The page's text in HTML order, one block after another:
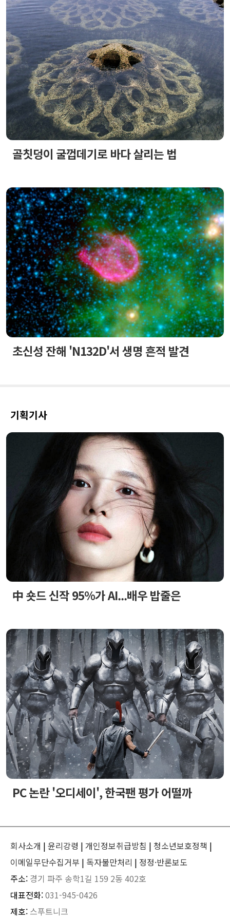
골칫덩이 굴껍데기로 바다 살리는 법
초신성 잔해 'N132D'서 생명 흔적 발견
기획기사
中 숏드 신작 95%가 AI...배우 밥줄은
PC 논란 '오디세이', 한국팬 평가 어떨까
회사소개 | 윤리강령 | 개인정보취급방침 | 청소년보호정책 |
이메일무단수집거부 | 독자불만처리 | 정정·반론보도
주소: 경기 파주 송학1길 159 2동 402호
대표전화:031-945-0426
제호: 스푸트니크